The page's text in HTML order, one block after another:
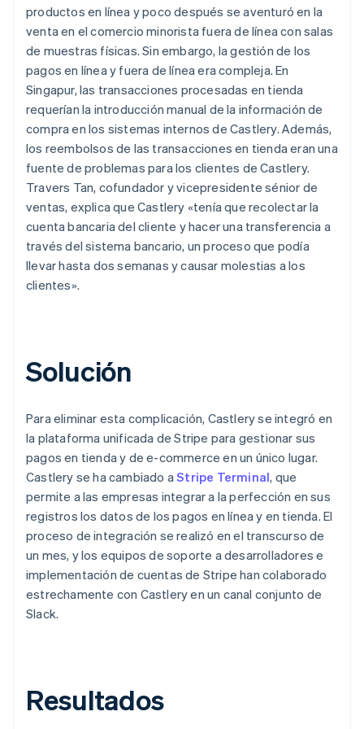
productos en línea y poco después se aventuró en la
venta en el comercio minorista fuera de línea con salas
de muestras físicas. Sin embargo, la gestión de los
pagos en línea y fuera de línea era compleja. En
Singapur, las transacciones procesadas en tienda
requerían la introducción manual de la información de
compra en los sistemas internos de Castlery. Además,
los reembolsos de las transacciones en tienda eran una
fuente de problemas para los clientes de Castlery.
Travers Tan, cofundador y vicepresidente sénior de
ventas, explica que Castlery «tenía que recolectar la
cuenta bancaria del cliente y hacer una transferencia a
través del sistema bancario, un proceso que podía
llevar hasta dos semanas y causar molestias a los
clientes».
Solución
Para eliminar esta complicación, Castlery se integró en
la plataforma unificada de Stripe para gestionar sus
pagos en tienda y de e-commerce en un único lugar.
Castlery se ha cambiado aStripe Terminal, que
permite a las empresas integrar a la perfección en sus
registros los datos de los pagos en línea y en tienda. El
proceso de integración se realizó en el transcurso de
un mes, y los equipos de soporte a desarrolladores e
implementación de cuentas de Stripe han colaborado
estrechamente con Castlery en un canal conjunto de
Slack.
Resultados